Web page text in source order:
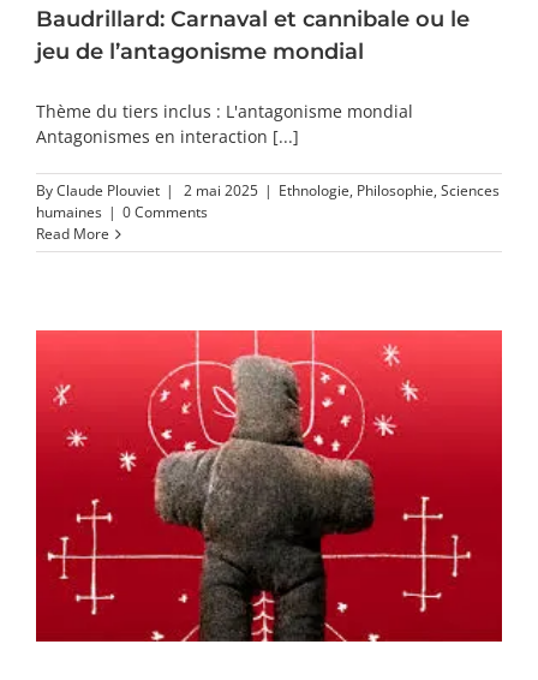
Baudrillard: Carnaval et cannibale ou le
jeu de l’antagonisme mondial
Thème du tiers inclus : L'antagonisme mondial
Antagonismes en interaction [...]
ByClaude Plouviet | 2 mai 2025 | Ethnologie, Philosophie, Sciences
humaines | 0 Comments
Read More